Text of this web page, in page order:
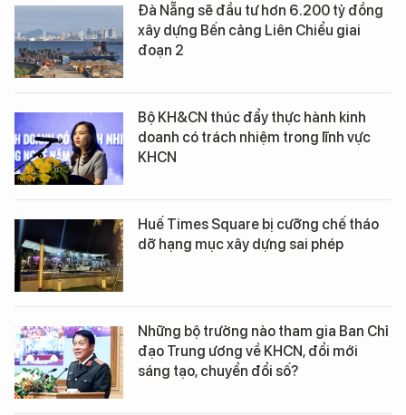
Đà Nẵng sẽ đầu tư hơn 6.200 tỷ đồng
xây dựng Bến cảng Liên Chiểu giai
đoạn 2
Bộ KH&CN thúc đẩy thực hành kinh
doanh có trách nhiệm trong lĩnh vực
KHCN
Huế Times Square bị cưỡng chế tháo
dỡ hạng mục xây dựng sai phép
Những bộ trưởng nào tham gia Ban Chỉ
đạo Trung ương về KHCN, đổi mới
sáng tạo, chuyển đổi số?